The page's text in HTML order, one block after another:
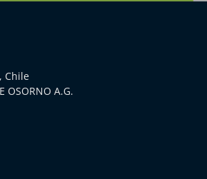
Chile
OSORNO A.G.